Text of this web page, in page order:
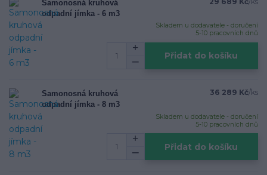
Samonosná kruhová
odpadní jímka - 6 m3
Skladem u dodavatele - doručení
5-10 pracovních dnů
Přidat do košíku
Samonosná kruhová
odpadní jímka - 8 m3
36 289 Kč/ks
Skladem u dodavatele - doručení
5-10 pracovních dnů
Přidat do košíku